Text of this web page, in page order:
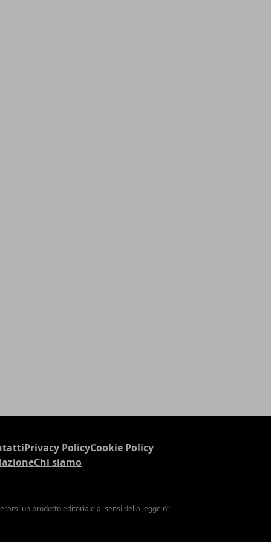
Privacy PolicyCookie Policy
Chi siamo
un prodotto editoriale ai sensi della legge n°